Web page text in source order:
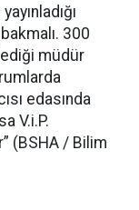
300
müdür
edasında
V.i.P.
(BSHA / Bilim